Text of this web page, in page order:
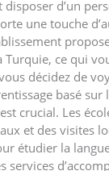
d’un
une touche
Turquie, ce qui
décidez de
basé sur
crucial. Les
et des visites
étudier la
services